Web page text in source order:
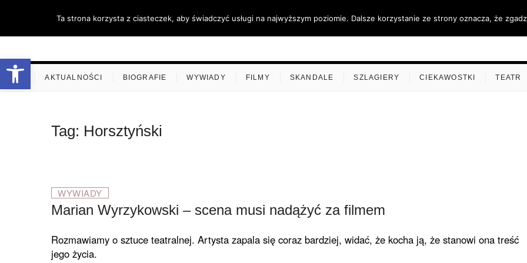
Otwórz pasek narzędzi
content
AKTUALNOŚCI BIOGRAFIE WYWIADY FILMY SKANDALE SZLAGIERY CIEKAWOSTKI TEATR
Tag: Horsztyński
WYWIADY
Marian Wyrzykowski – scena musi nadążyć za filmem
Rozmawiamy o sztuce teatralnej. Artysta zapala się coraz bardziej, widać, że kocha ją, że stanowi ona treść
jego życia.
Ta strona korzysta z ciasteczek, aby świadczyć usługi na najwyższym poziomie. Dalsze korzystanie ze strony oznacza, że